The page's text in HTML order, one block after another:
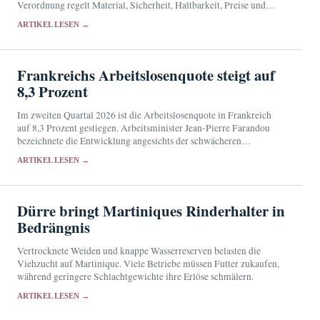
Verordnung regelt Material, Sicherheit, Haltbarkeit, Preise und
ARTIKEL LESEN →
Frankreichs Arbeitslosenquote steigt auf
8,3 Prozent
Im zweiten Quartal 2026 ist die Arbeitslosenquote in Frankreich
auf 8,3 Prozent gestiegen. Arbeitsminister Jean-Pierre Farandou
bezeichnete die Entwicklung angesichts der schwächeren
ARTIKEL LESEN →
Dürre bringt Martiniques Rinderhalter in
Bedrängnis
Vertrocknete Weiden und knappe Wasserreserven belasten die
Viehzucht auf Martinique. Viele Betriebe müssen Futter zukaufen,
während geringere Schlachtgewichte ihre Erlöse schmälern.
ARTIKEL LESEN →